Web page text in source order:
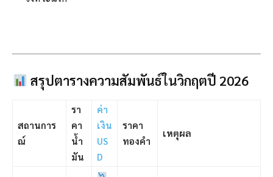
สรุปตารางความสัมพันธ์ในวิกฤตปี 2026
สถานการ
ณ์
รา
คา
น้ำ
มัน
ค่า
เงิน
US
D
ราคา
ทองคำ
เหตุผล